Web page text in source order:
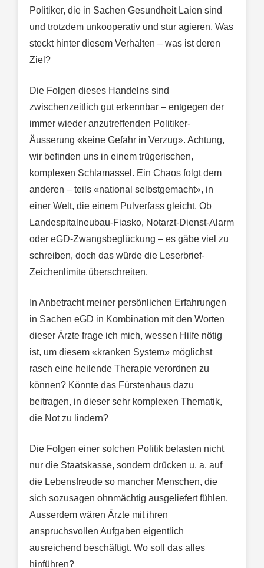
Politiker, die in Sachen Gesundheit Laien sind
und trotzdem unkooperativ und stur agieren. Was
steckt hinter diesem Verhalten – was ist deren
Ziel?
Die Folgen dieses Handelns sind
zwischenzeitlich gut erkennbar – entgegen der
immer wieder anzutreffenden Politiker-
Äusserung «keine Gefahr in Verzug». Achtung,
wir befinden uns in einem trügerischen,
komplexen Schlamassel. Ein Chaos folgt dem
anderen – teils «national selbstgemacht», in
einer Welt, die einem Pulverfass gleicht. Ob
Landespitalneubau-Fiasko, Notarzt-Dienst-Alarm
oder eGD-Zwangsbeglückung – es gäbe viel zu
schreiben, doch das würde die Leserbrief-
Zeichenlimite überschreiten.
In Anbetracht meiner persönlichen Erfahrungen
in Sachen eGD in Kombination mit den Worten
dieser Ärzte frage ich mich, wessen Hilfe nötig
ist, um diesem «kranken System» möglichst
rasch eine heilende Therapie verordnen zu
können? Könnte das Fürstenhaus dazu
beitragen, in dieser sehr komplexen Thematik,
die Not zu lindern?
Die Folgen einer solchen Politik belasten nicht
nur die Staatskasse, sondern drücken u. a. auf
die Lebensfreude so mancher Menschen, die
sich sozusagen ohnmächtig ausgeliefert fühlen.
Ausserdem wären Ärzte mit ihren
anspruchsvollen Aufgaben eigentlich
ausreichend beschäftigt. Wo soll das alles
hinführen?